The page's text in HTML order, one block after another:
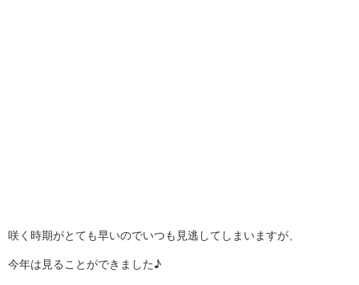
咲く時期がとても早いのでいつも見逃してしまいますが、
今年は見ることができました♪